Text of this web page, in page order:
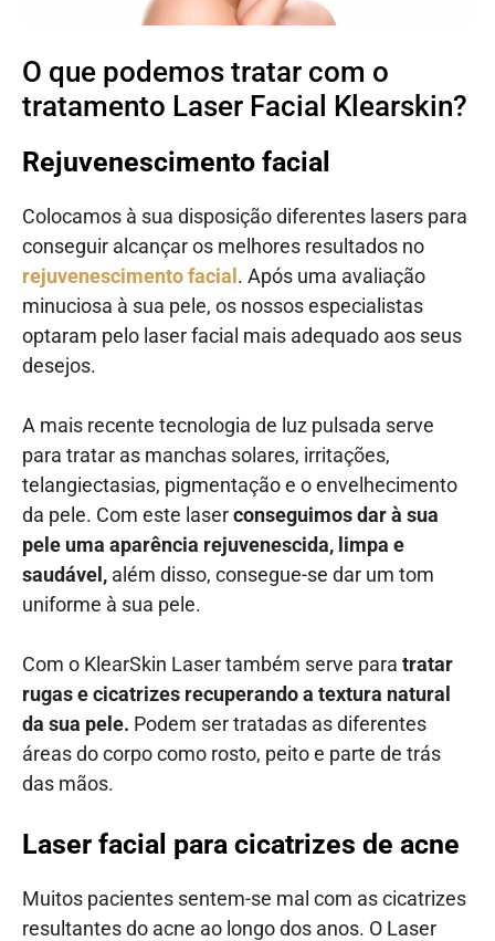
O que podemos tratar com o
tratamento Laser Facial Klearskin?
Rejuvenescimento facial
Colocamos à sua disposição diferentes lasers para
conseguir alcançar os melhores resultados no
rejuvenescimento facial. Após uma avaliação
minuciosa à sua pele, os nossos especialistas
optaram pelo laser facial mais adequado aos seus
desejos.
A mais recente tecnologia de luz pulsada serve
para tratar as manchas solares, irritações,
telangiectasias, pigmentação e o envelhecimento
da pele. Com este laserconseguimos dar à sua
pele uma aparência rejuvenescida, limpa e
saudável, além disso, consegue-se dar um tom
uniforme à sua pele.
Com o KlearSkin Lasertambém serve para tratar
rugas e cicatrizes recuperando a textura natural
da sua pele. Podem ser tratadas as diferentes
áreas do corpo como rosto, peito e parte de trás
das mãos.
Laser facial para cicatrizes de acne
Muitos pacientes sentem-se mal com as cicatrizes
resultantes do acne ao longo dos anos. O Laser